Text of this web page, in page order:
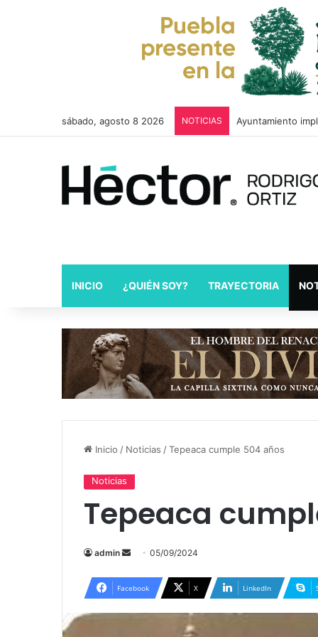
sábado, agosto 8 2026 NOTICIAS Azucena Rosas
INICIO ¿QUIÉN SOY? TRAYECTORIA
Inicio / Noticias /Tepeaca cumple 504 años
Noticias
Tepeaca
admin
n
05/09/2024
Facebook X LinkedIn